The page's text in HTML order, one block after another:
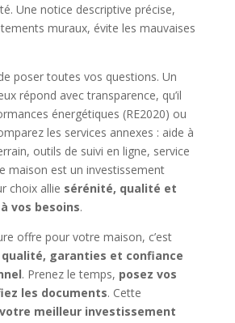
Une notice descriptive précise,
muraux, évite les mauvaises
poser toutes vos questions. Un
répond avec transparence, qu’il
énergétiques (RE2020) ou
les services annexes : aide à
outils de suivi en ligne, service
maison est un investissement
choix allie sérénité, qualité et
vos besoins.
offre pour votre maison, c’est
garanties et confiance
. Prenez le temps, posez vos
les documents. Cette
votre meilleur investissement